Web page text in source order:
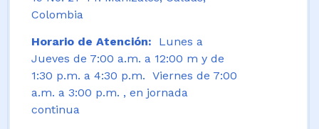
Colombia
Horario de Atención:
Lunes a
Jueves de 7:00 a.m. a 12:00 m y de
1:30 p.m. a 4:30 p.m. Viernes de 7:00
a.m. a 3:00 p.m. , en jornada
continua